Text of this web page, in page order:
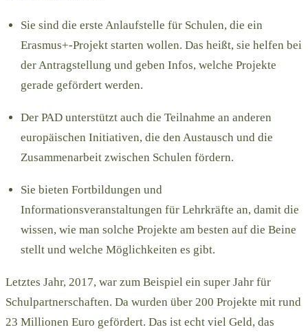
Sie sind die erste Anlaufstelle für Schulen, die ein
Erasmus+-Projekt starten wollen. Das heißt, sie helfen bei
der Antragstellung und geben Infos, welche Projekte
gerade gefördert werden.
Der PAD unterstützt auch die Teilnahme an anderen
europäischen Initiativen, die den Austausch und die
Zusammenarbeit zwischen Schulen fördern.
Sie bieten Fortbildungen und
Informationsveranstaltungen für Lehrkräfte an, damit die
wissen, wie man solche Projekte am besten auf die Beine
stellt und welche Möglichkeiten es gibt.
Letztes Jahr, 2017, war zum Beispiel ein super Jahr für
Schulpartnerschaften. Da wurden über 200 Projekte mit rund
23 Millionen Euro gefördert. Das ist echt viel Geld, das